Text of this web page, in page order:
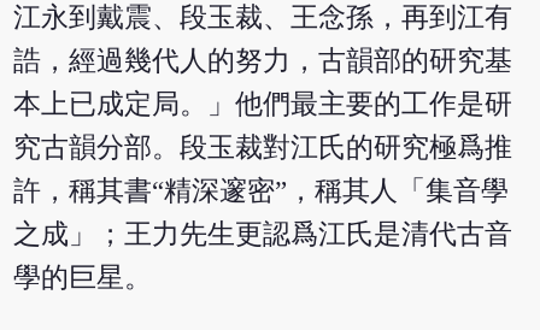
江永到戴震、段玉裁、王念孫，再到江有
誥，經過幾代人的努力，古韻部的研究基
本上已成定局。」他們最主要的工作是研
究古韻分部。段玉裁對江氏的研究極爲推
許，稱其書“精深邃密”，稱其人「集音學
之成」；王力先生更認爲江氏是清代古音
學的巨星。